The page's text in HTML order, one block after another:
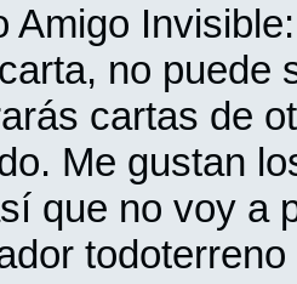
Amigo
no puede
cartas de
Me gustan
que no voy a